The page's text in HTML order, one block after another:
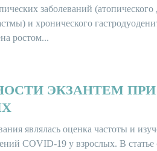
заболеваний (атопического
и хронического
ростом...
ЭКЗАНТЕМ ПРИ
являлась оценка частоты и
COVID-19 у взрослых. В статье